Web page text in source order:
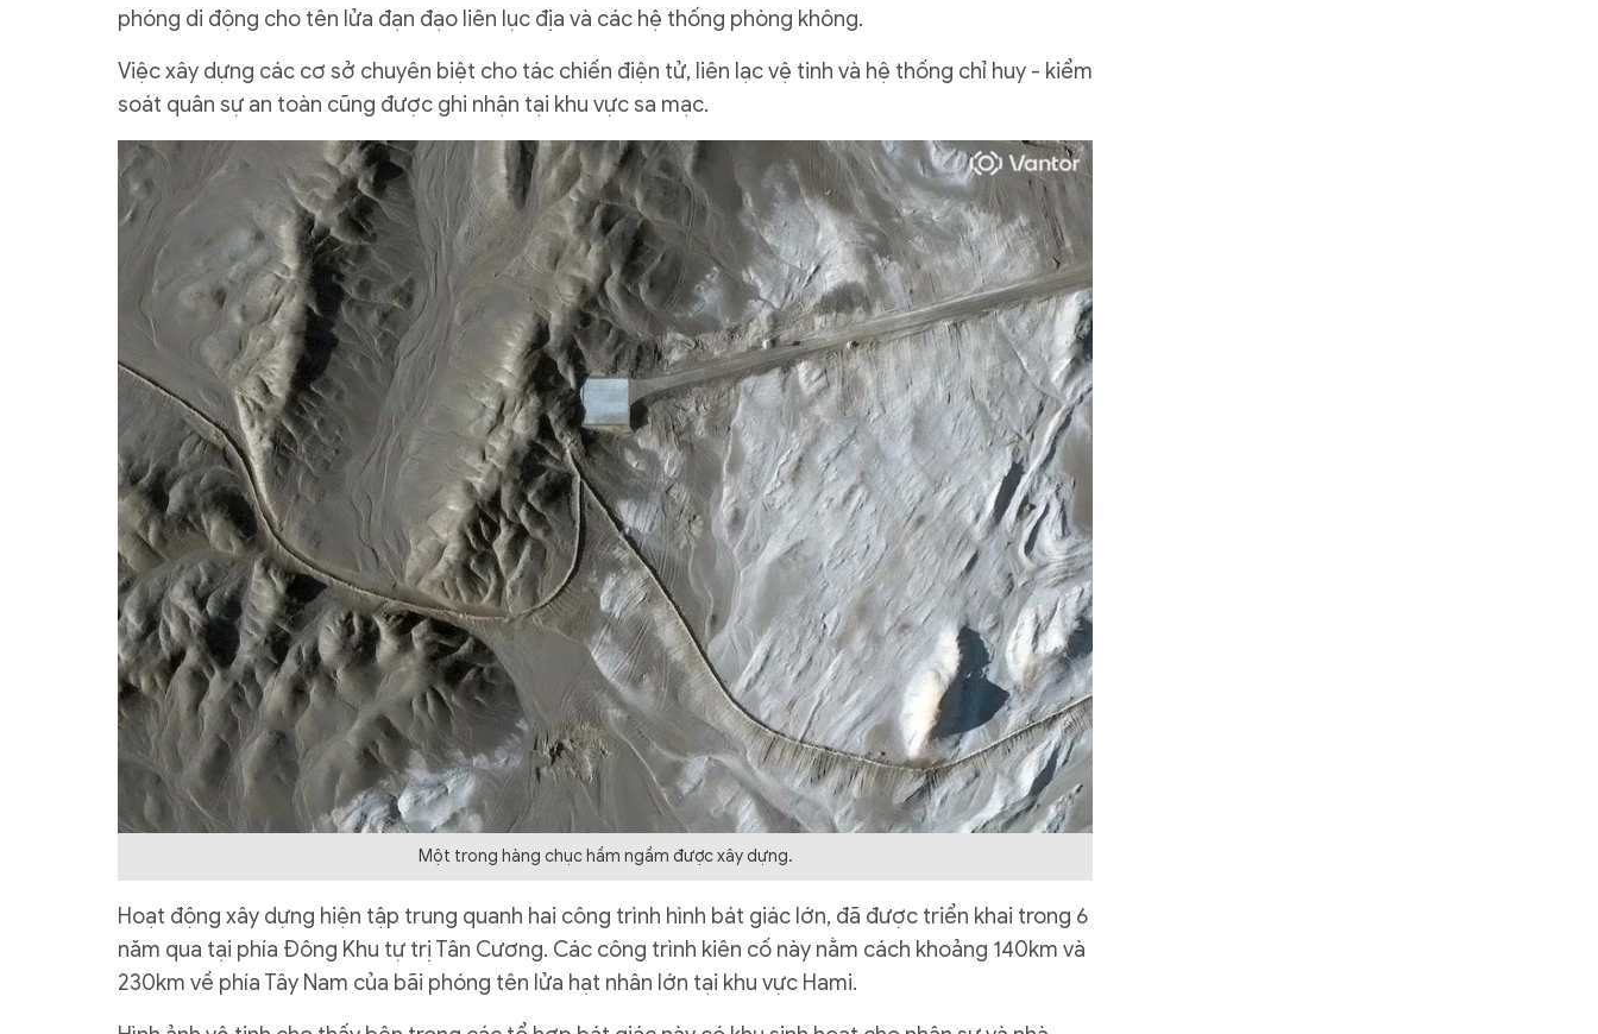
phóng di động cho tên lửa đạn đạo liên lục địa và các hệ thống phòng không.
Việc xây dựng các cơ sở chuyên biệt cho tác chiến điện tử, liên lạc vệ tinh và hệ thống chỉ huy - kiểm
soát quân sự an toàn cũng được ghi nhận tại khu vực sa mạc.
Một trong hàng chục hầm ngầm được xây dựng.
Hoạt động xây dựng hiện tập trung quanh hai công trình hình bát giác lớn, đã được triển khai trong 6
năm qua tại phía Đông Khu tự trị Tân Cương. Các công trình kiên cố này nằm cách khoảng 140km và
230km về phía Tây Nam của bãi phóng tên lửa hạt nhân lớn tại khu vực Hami.